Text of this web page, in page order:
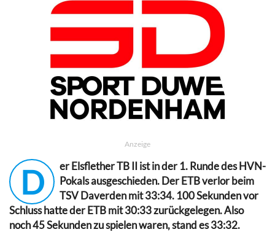
Anzeige
D
er Elsflether TB II ist in der 1. Runde des HVN-
Pokals ausgeschieden. Der ETB verlor beim
TSV Daverden mit 33:34. 100 Sekunden vor
Schluss hatte der ETB mit 30:33 zurückgelegen. Also
noch 45 Sekunden zu spielen waren, stand es 33:32.